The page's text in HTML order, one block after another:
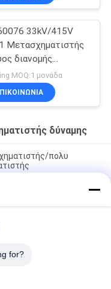
33kV/415V
Μετασχηματιστής
διανομής
λάδι
MOQ:1 μονάδα
δύναμης
πολυ
με βύθιση σε
διανομής
που βυθίζεται σε
για αξιόπιστα
for?